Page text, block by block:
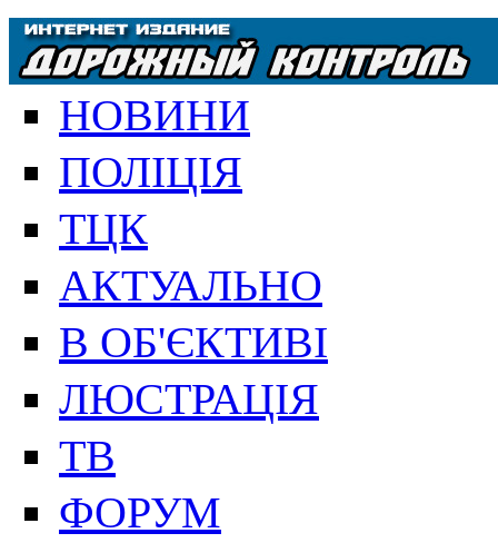
НОВИНИ
ПОЛІЦІЯ
ТЦК
АКТУАЛЬНО
В ОБ'ЄКТИВІ
ЛЮСТРАЦІЯ
ТВ
ФОРУМ